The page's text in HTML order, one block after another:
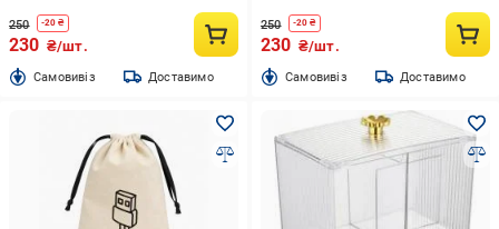
250 -20 ₴
230 ₴/шт.
Cамовивіз Доставимо
250 -20 ₴
230 ₴/шт.
Cамовивіз Доставимо